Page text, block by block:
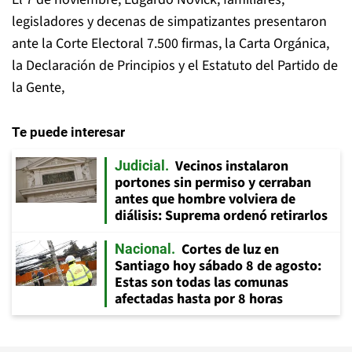
legisladores y decenas de simpatizantes presentaron
ante la Corte Electoral 7.500 firmas, la Carta Orgánica,
la Declaración de Principios y el Estatuto del Partido de
la Gente,
Te puede interesar
Judicial
Vecinos instalaron
portones sin permiso y cerraban
antes que hombre volviera de
diálisis: Suprema ordenó retirarlos
Nacional
Cortes de luz en
Santiago hoy sábado 8 de agosto:
Estas son todas las comunas
afectadas hasta por 8 horas